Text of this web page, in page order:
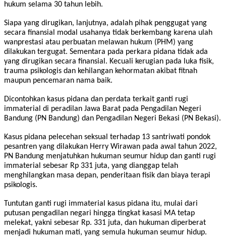
hukum selama 30 tahun lebih.
Siapa yang dirugikan, lanjutnya, adalah pihak penggugat yang
secara finansial modal usahanya tidak berkembang karena ulah
wanprestasi atau perbuatan melawan hukum (PHM) yang
dilakukan tergugat. Sementara pada perkara pidana tidak ada
yang dirugikan secara finansial. Kecuali kerugian pada luka fisik,
trauma psikologis dan kehilangan kehormatan akibat fitnah
maupun pencemaran nama baik.
Dicontohkan kasus pidana dan perdata terkait ganti rugi
immaterial di peradilan Jawa Barat pada Pengadilan Negeri
Bandung (PN Bandung) dan Pengadilan Negeri Bekasi (PN Bekasi).
Kasus pidana pelecehan seksual terhadap 13 santriwati pondok
pesantren yang dilakukan Herry Wirawan pada awal tahun 2022,
PN Bandung menjatuhkan hukuman seumur hidup dan ganti rugi
immaterial sebesar Rp 331 juta, yang dianggap telah
menghilangkan masa depan, penderitaan fisik dan biaya terapi
psikologis.
Tuntutan ganti rugi immaterial kasus pidana itu, mulai dari
putusan pengadilan negari hingga tingkat kasasi MA tetap
melekat, yakni sebesar Rp. 331 juta, dan hukuman diperberat
menjadi hukuman mati, yang semula hukuman seumur hidup.